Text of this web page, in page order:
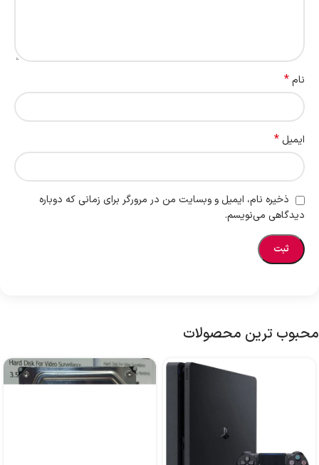
نام*
ایمیل *
ذخیره نام، ایمیل و وبسایت من در مرورگر برای زمانی که دوباره
دیدگاهی می‌نویسم.
محبوب ترین محصولات